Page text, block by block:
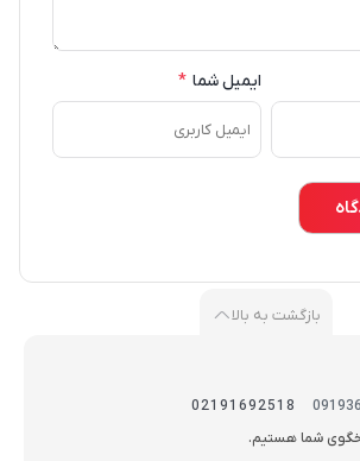
ایمیل شما *
بازگشت به بالا
02191692518
شما هستیم.